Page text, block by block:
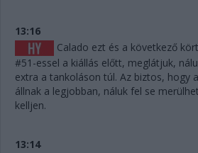
13:16
Calado ezt és a következő
#51-essel a kiállás előtt, meglátjuk,
extra a tankoláson túl. Az biztos, hogy
állnak a legjobban, náluk fel se
kelljen.
13:14